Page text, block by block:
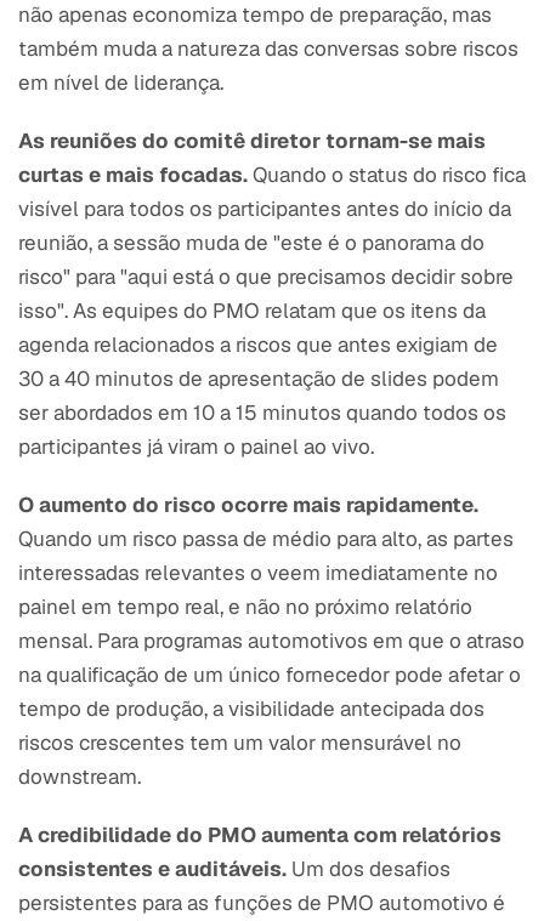
não apenas economiza tempo de preparação, mas
também muda a natureza das conversas sobre riscos
em nível de liderança.
As reuniões do comitê diretor tornam-se mais
curtas e mais focadas.Quando o status do risco fica
visível para todos os participantes antes do início da
reunião, a sessão muda de "este é o panorama do
risco" para "aqui está o que precisamos decidir sobre
isso". As equipes do PMO relatam que os itens da
agenda relacionados a riscos que antes exigiam de
30 a 40 minutos de apresentação de slides podem
ser abordados em 10 a 15 minutos quando todos os
participantes já viram o painel ao vivo.
O aumento do risco ocorre mais rapidamente.
Quando um risco passa de médio para alto, as partes
interessadas relevantes o veem imediatamente no
painel em tempo real, e não no próximo relatório
mensal. Para programas automotivos em que o atraso
na qualificação de um único fornecedor pode afetar o
tempo de produção, a visibilidade antecipada dos
riscos crescentes tem um valor mensurável no
downstream.
A credibilidade do PMO aumenta com relatórios
consistentes e auditáveis. Um dos desafios
persistentes para as funções de PMO automotivo é